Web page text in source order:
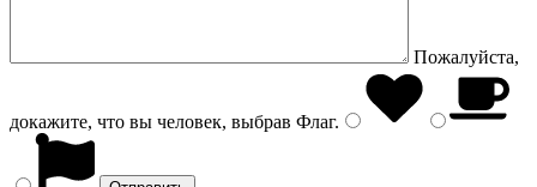
Пожалуйста,
докажите, что вы человек, выбрав Флаг.